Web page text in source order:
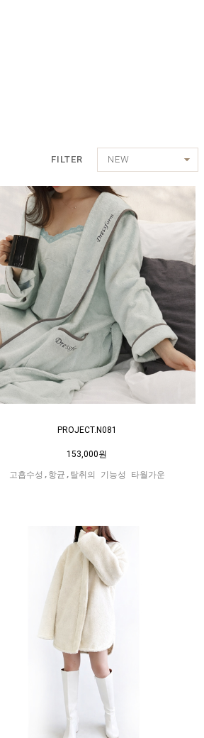
FILTER
PROJECT.N081
153,000원
고흡수성,항균,탈취의 기능성 타월가운